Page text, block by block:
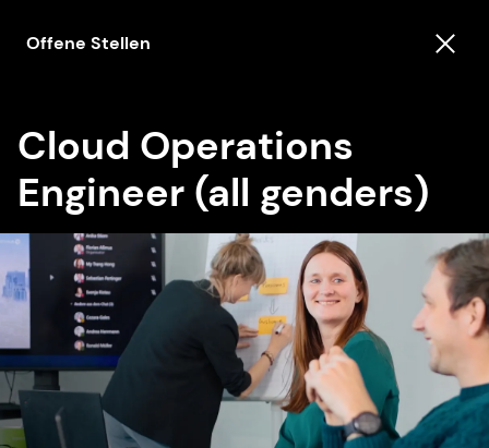
Offene Stellen
Cloud Operations
Engineer (all genders)